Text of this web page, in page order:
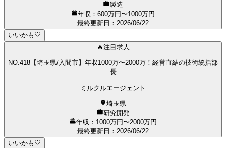
製造
年収：600万円〜1000万円
最終更新日 ： 2026/06/22
いいかも
🔥注目求人
NO.418【埼玉県/入間市】年収1000万〜2000万！経営直結の技術統括部
長
ミルクルエージェント
埼玉県
研究開発
年収：1000万円〜2000万円
最終更新日 ： 2026/06/22
いいかも